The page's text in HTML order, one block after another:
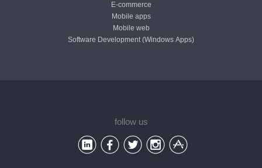
E-commerce
Mobile apps
Mobile web
Software Development (Windows Apps)
follow us